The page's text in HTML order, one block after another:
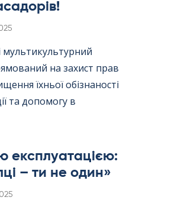
мультикультурний
на захист прав
їхньої обізнаності
та допомогу в
експлуатацією:
– ти не один»